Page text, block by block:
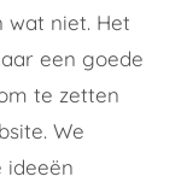
wat niet. Het
een goede
te zetten
We
ideeën